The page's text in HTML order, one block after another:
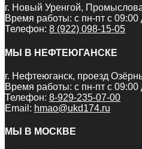
г. Новый Уренгой,
Время работы: с пн-пт с 09:00
Телефон: 8 (922) 098-15-05
МЫ В НЕФТЕЮГАНСКЕ
г. Нефтеюганск, проезд
Время работы: с пн-пт с 09:00
Телефон: 8-929-235-07-00
Email: hmao@ukd174.ru
МЫ В МОСКВЕ